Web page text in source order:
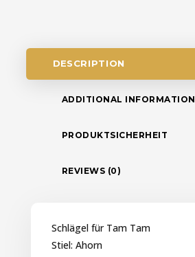
DESCRIPTION
ADDITIONAL INFORMATION
PRODUKTSICHERHEIT
REVIEWS (0)
Schlägel für Tam Tam
Stiel: Ahorn